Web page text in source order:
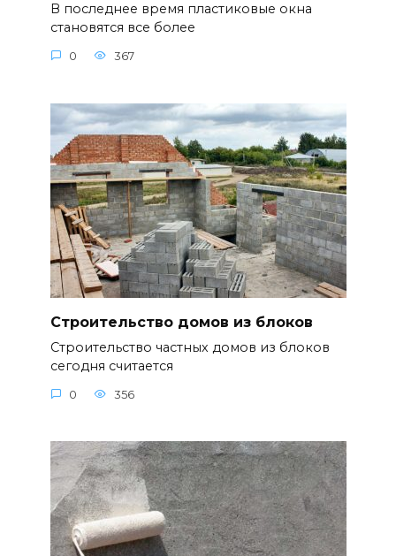
В последнее время пластиковые окна
становятся все более
0 367
Строительство домов из блоков
Строительство частных домов из блоков
сегодня считается
0 356